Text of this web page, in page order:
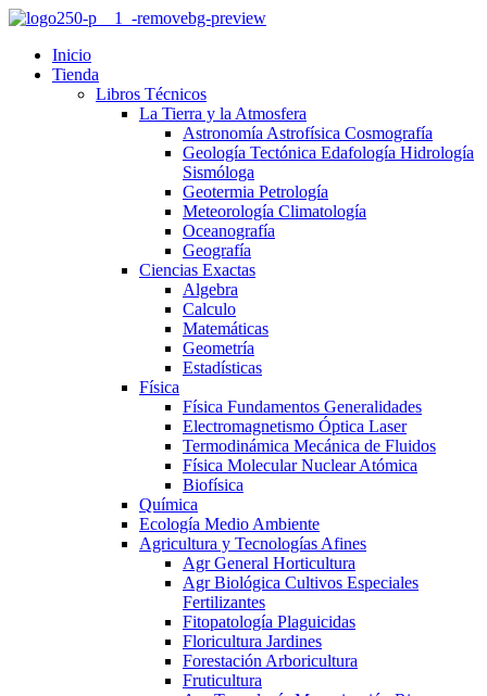
Inicio
Tienda
Libros Técnicos
La Tierra y la Atmosfera
Astronomía Astrofísica Cosmografía
Geología Tectónica Edafología Hidrología
Sismóloga
Geotermia Petrología
Meteorología Climatología
Oceanografía
Geografía
Ciencias Exactas
Algebra
Calculo
Matemáticas
Geometría
Estadísticas
Física
Física Fundamentos Generalidades
Electromagnetismo Óptica Laser
Termodinámica Mecánica de Fluidos
Física Molecular Nuclear Atómica
Biofísica
Química
Ecología Medio Ambiente
Agricultura y Tecnologías Afines
Agr General Horticultura
Agr Biológica Cultivos Especiales
Fertilizantes
Fitopatología Plaguicidas
Floricultura Jardines
Forestación Arboricultura
Fruticultura